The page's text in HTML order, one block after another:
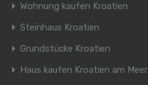
Wohnung kaufen Kroatien
Steinhaus Kroatien
Grundstücke Kroatien
Haus kaufen Kroatien am Meer